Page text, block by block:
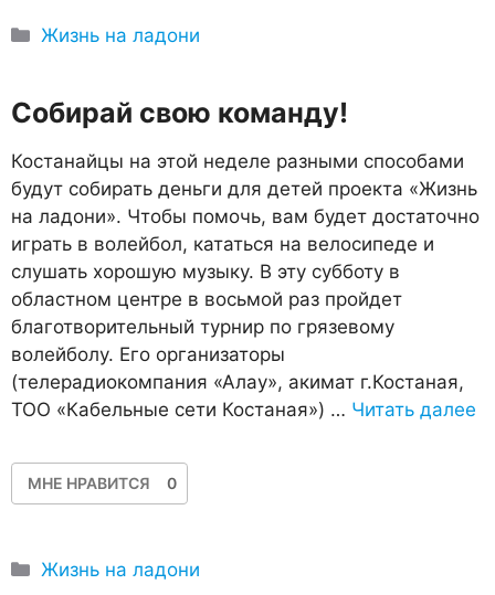
Рубрики
Жизнь на ладони
Собирай свою команду!
Костанайцы на этой неделе разными способами
будут собирать деньги для детей проекта «Жизнь
на ладони». Чтобы помочь, вам будет достаточно
играть в волейбол, кататься на велосипеде и
слушать хорошую музыку. В эту субботу в
областном центре в восьмой раз пройдет
благотворительный турнир по грязевому
волейболу. Его организаторы
(телерадиокомпания «Алау», акимат г.Костаная,
ТОО «Кабельные сети Костаная») … Читать далее
МНЕ НРАВИТСЯ 0
Рубрики
Жизнь на ладони